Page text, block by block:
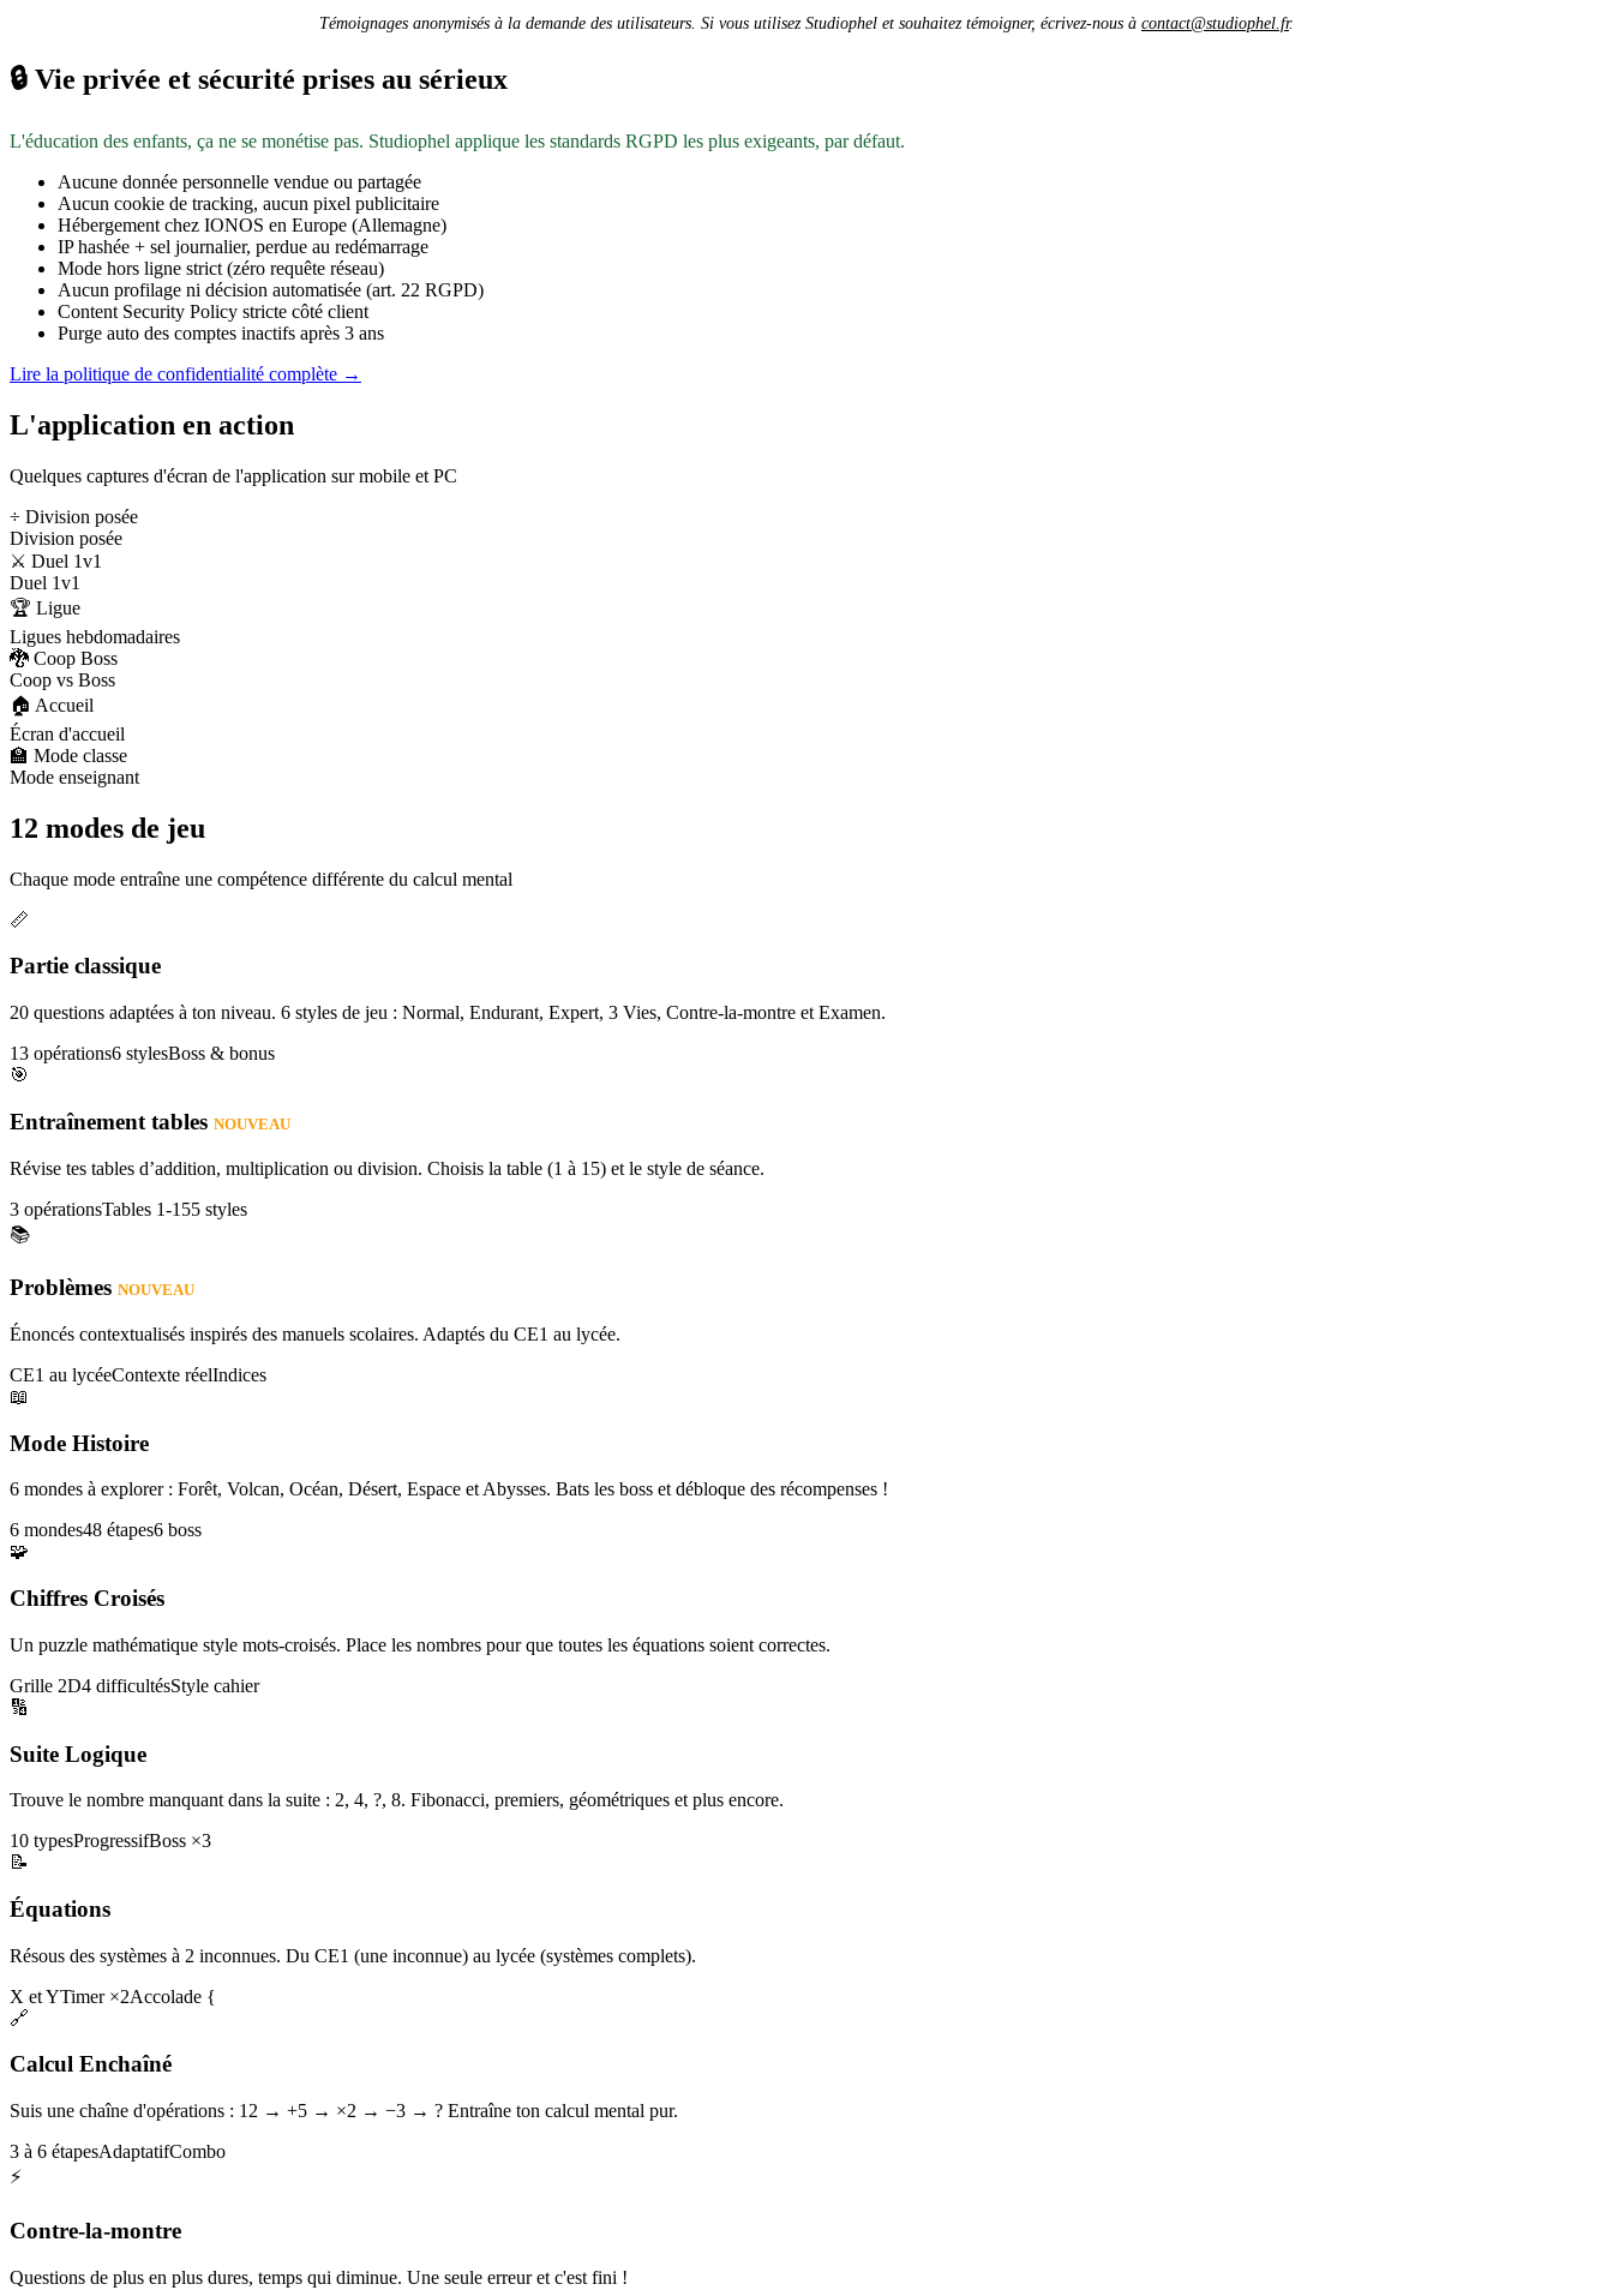
Témoignages anonymisés à la demande des utilisateurs. Si vous utilisez Studiophel et souhaitez témoigner, écrivez-nous à contact@studiophel.fr.
🔒 Vie privée et sécurité prises au sérieux
L'éducation des enfants, ça ne se monétise pas. Studiophel applique les standards RGPD les plus exigeants, par défaut.
Aucune donnée personnelle vendue ou partagée
Aucun cookie de tracking, aucun pixel publicitaire
Hébergement chez IONOS en Europe (Allemagne)
IP hashée + sel journalier, perdue au redémarrage
Mode hors ligne strict (zéro requête réseau)
Aucun profilage ni décision automatisée (art. 22 RGPD)
Content Security Policy stricte côté client
Purge auto des comptes inactifs après 3 ans
Lire la politique de confidentialité complète →
L'application en action
Quelques captures d'écran de l'application sur mobile et PC
÷ Division posée
Division posée
⚔️ Duel 1v1
Duel 1v1
🏆 Ligue
Ligues hebdomadaires
🐉 Coop Boss
Coop vs Boss
🏠 Accueil
Écran d'accueil
🏫 Mode classe
Mode enseignant
12 modes de jeu
Chaque mode entraîne une compétence différente du calcul mental
📏
Partie classique
20 questions adaptées à ton niveau. 6 styles de jeu : Normal, Endurant, Expert, 3 Vies, Contre-la-montre et Examen.
13 opérations6 stylesBoss & bonus
🎯
Entraînement tables NOUVEAU
Révise tes tables d’addition, multiplication ou division. Choisis la table (1 à 15) et le style de séance.
3 opérationsTables 1-155 styles
📚
Problèmes NOUVEAU
Énoncés contextualisés inspirés des manuels scolaires. Adaptés du CE1 au lycée.
CE1 au lycéeContexte réelIndices
📖
Mode Histoire
6 mondes à explorer : Forêt, Volcan, Océan, Désert, Espace et Abysses. Bats les boss et débloque des récompenses !
6 mondes48 étapes6 boss
🧩
Chiffres Croisés
Un puzzle mathématique style mots-croisés. Place les nombres pour que toutes les équations soient correctes.
Grille 2D4 difficultésStyle cahier
🔢
Suite Logique
Trouve le nombre manquant dans la suite : 2, 4, ?, 8. Fibonacci, premiers, géométriques et plus encore.
10 typesProgressifBoss ×3
📝
Équations
Résous des systèmes à 2 inconnues. Du CE1 (une inconnue) au lycée (systèmes complets).
X et YTimer ×2Accolade {
🔗
Calcul Enchaîné
Suis une chaîne d'opérations : 12 → +5 → ×2 → −3 → ? Entraîne ton calcul mental pur.
3 à 6 étapesAdaptatifCombo
⚡
Contre-la-montre
Questions de plus en plus dures, temps qui diminue. Une seule erreur et c'est fini !